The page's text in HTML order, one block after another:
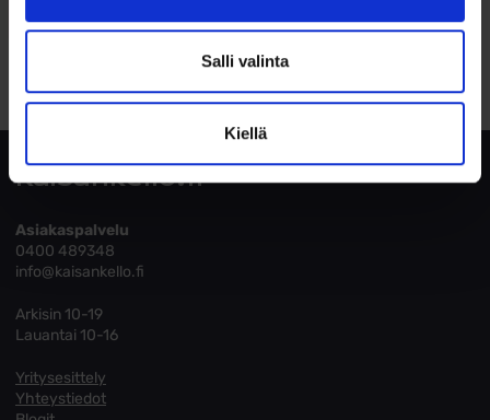
Salli valinta
Kiellä
Toimitusehdot
Tutustu toimitusehtoihin
Kaisankello.fi
Asiakaspalvelu
0400 489348
info@kaisankello.fi
Arkisin 10-19
Lauantai 10-16
Yritysesittely
Yhteystiedot